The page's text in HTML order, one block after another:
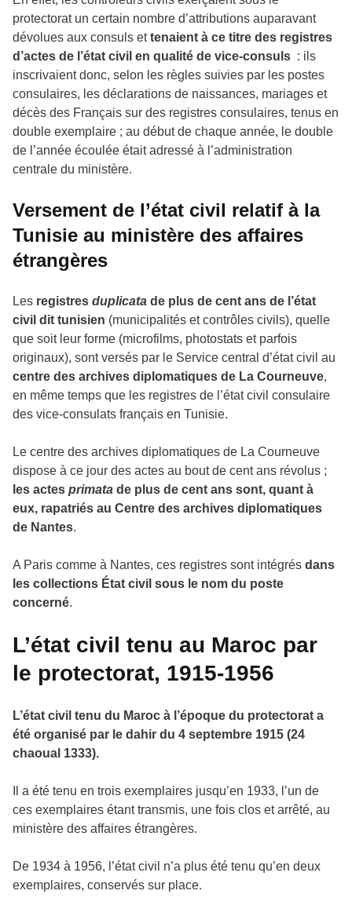
protectorat un certain nombre d’attributions auparavant
dévolues aux consuls ettenaient à ce titre des registres
d’actes de l’état civil en qualité de vice-consuls : ils
inscrivaient donc, selon les règles suivies par les postes
consulaires, les déclarations de naissances, mariages et
décès des Français sur des registres consulaires, tenus en
double exemplaire ; au début de chaque année, le double
de l’année écoulée était adressé à l’administration
centrale du ministère.
Versement de l’état civil relatif à la
Tunisie au ministère des affaires
étrangères
Les registres duplicata de plus de cent ans de l’état
civil dit tunisien (municipalités et contrôles civils), quelle
que soit leur forme (microfilms, photostats et parfois
originaux), sont versés par le Service central d’état civil au
centre des archives diplomatiques de La Courneuve,
en même temps que les registres de l’état civil consulaire
des vice-consulats français en Tunisie.
Le centre des archives diplomatiques de La Courneuve
dispose à ce jour des actes au bout de cent ans révolus ;
les actes primata de plus de cent ans sont, quant à
eux, rapatriés au Centre des archives diplomatiques
de Nantes.
A Paris comme à Nantes, ces registres sont intégrés dans
les collections État civil sous le nom du poste
concerné.
L’état civil tenu au Maroc par
le protectorat, 1915-1956
L’état civil tenu du Maroc à l’époque du protectorat a
été organisé par le dahir du 4 septembre 1915 (24
chaoual 1333).
Il a été tenu en trois exemplaires jusqu’en 1933, l’un de
ces exemplaires étant transmis, une fois clos et arrêté, au
ministère des affaires étrangères.
De 1934 à 1956, l’état civil n’a plus été tenu qu’en deux
exemplaires, conservés sur place.